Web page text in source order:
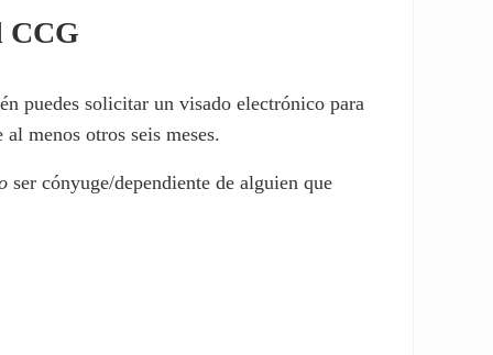
CCG
puedes solicitar un visado electrónico para
menos otros seis meses.
ser cónyuge/dependiente de alguien que